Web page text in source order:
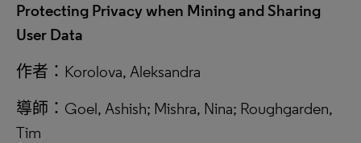
Protecting Privacy when Mining and Sharing
User Data
作者：Korolova, Aleksandra
導師：Goel, Ashish; Mishra, Nina; Roughgarden,
Tim